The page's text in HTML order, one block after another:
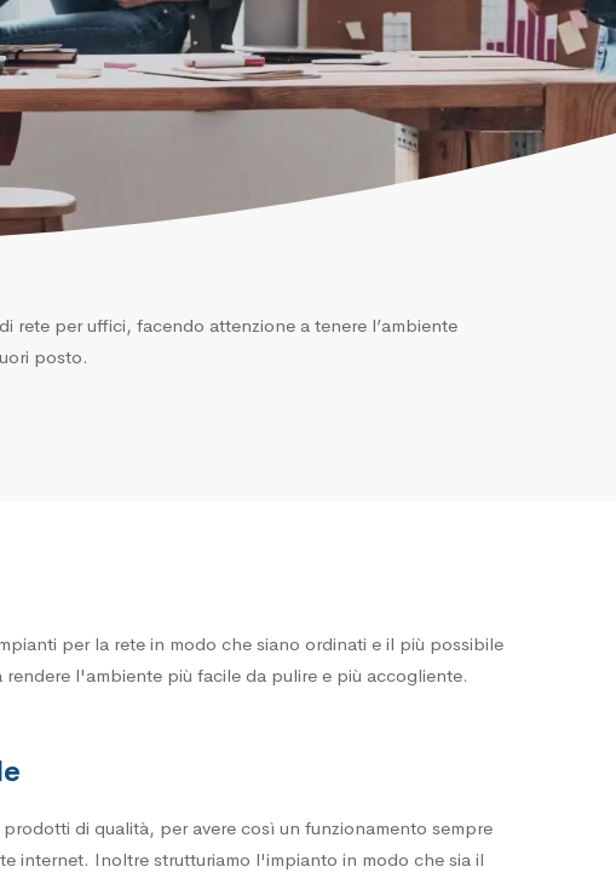
rete per uffici, facendo attenzione a tenere l’ambiente
posto.
per la rete in modo che siano ordinati e il più possibile
rendere l'ambiente più facile da pulire e più accogliente.
di qualità, per avere così un funzionamento sempre
internet. Inoltre strutturiamo l'impianto in modo che sia il